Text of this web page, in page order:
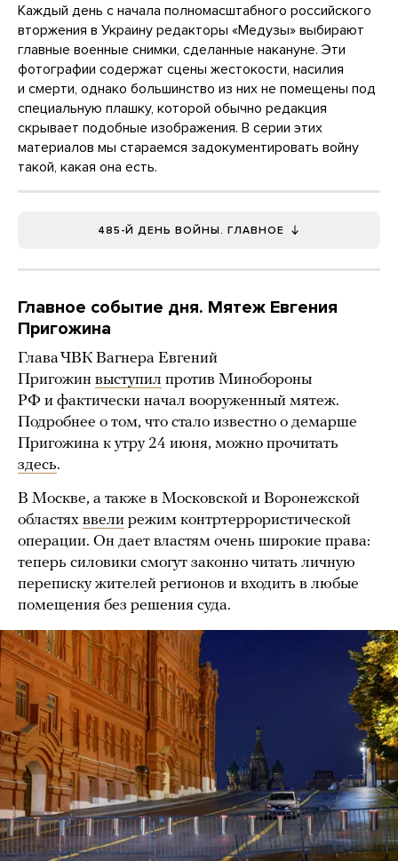
Каждый день с начала полномасштабного российского
вторжения в Украину редакторы «Медузы» выбирают
главные военные снимки, сделанные накануне. Эти
фотографии содержат сцены жестокости, насилия
и смерти, однако большинство из них не помещены под
специальную плашку, которой обычно редакция
скрывает подобные изображения. В серии этих
материалов мы стараемся задокументировать войну
такой, какая она есть.
485-Й ДЕНЬ ВОЙНЫ. ГЛАВНОЕ
Главное событие дня. Мятеж Евгения
Пригожина
Глава ЧВК Вагнера Евгений
Пригожин выступил против Минобороны
РФ и фактически начал вооруженный мятеж.
Подробнее о том, что стало известно о демарше
Пригожина к утру 24 июня, можно прочитать
здесь.
В Москве, а также в Московской и Воронежской
областях ввели режим контртеррористической
операции. Он дает властям очень широкие права:
теперь силовики смогут законно читать личную
переписку жителей регионов и входить в любые
помещения без решения суда.